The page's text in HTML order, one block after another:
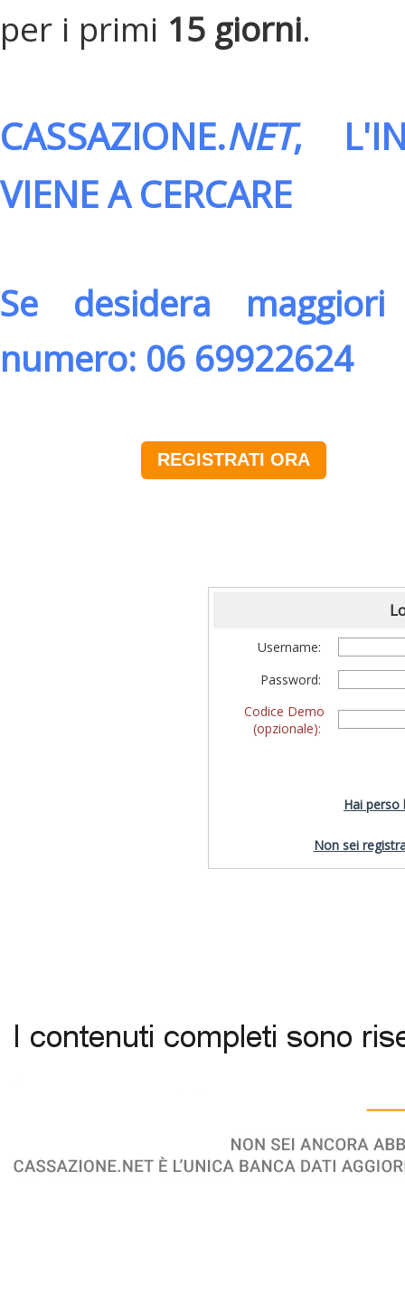
per i primi 15 giorni.
CASSAZIONE.NET,
VIENE A CERCARE
Se desidera
numero: 06 69922624
REGISTRATI ORA
Username:
Password:
Codice Demo
(opzionale):
Hai perso
Non sei